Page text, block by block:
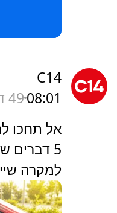
C14
08:0149 דקות
אל תחכו
5 דברים
למקרה